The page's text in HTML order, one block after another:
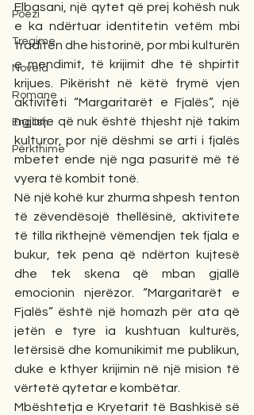
Poezi
Tregime
Novela
Romane
English
Përkthime
Elbasani, një qytet që prej kohësh nuk
e ka ndërtuar identitetin vetëm mbi
traditën dhe historinë, por mbi kulturën
e mendimit, të krijimit dhe të shpirtit
krijues. Pikërisht në këtë frymë vjen
aktiviteti “Margaritarët e Fjalës”, një
ngjarje që nuk është thjesht një takim
kulturor, por një dëshmi se arti i fjalës
mbetet ende një nga pasuritë më të
vyera të kombit tonë.
Në një kohë kur zhurma shpesh tenton
të zëvendësojë thellësinë, aktivitete
të tilla rikthejnë vëmendjen tek fjala e
bukur, tek pena që ndërton kujtesë
dhe tek skena që mban gjallë
emocionin njerëzor. “Margaritarët e
Fjalës” është një homazh për ata që
jetën e tyre ia kushtuan kulturës,
letërsisë dhe komunikimit me publikun,
duke e kthyer krijimin në një mision të
vërtetë qytetar e kombëtar.
Mbështetja e Kryetarit të Bashkisë së